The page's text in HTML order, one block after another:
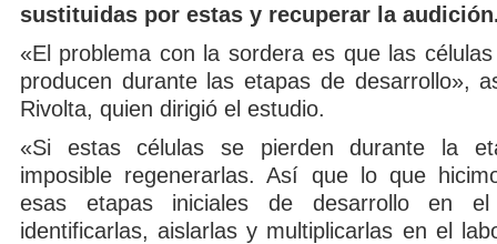
sustituidas por estas y recuperar la
«El problema con la sordera es que las
producen durante las etapas de desarrollo»,
Rivolta, quien dirigió el estudio.
«Si estas células se pierden durante la
imposible regenerarlas. Así que lo que
esas etapas iniciales de desarrollo en el
identificarlas, aislarlas y multiplicarlas en el